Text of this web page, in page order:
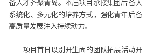
备人才齐聚青岛。本届项目承接集团后备
系统化、多元化的培养方式，强化青年后
高质量发展注入持续动力。
项目首日以别开生面的团队拓展活动